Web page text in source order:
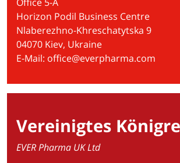
Horizon Podil Business Centre
Nlaberezhno-Khreschatytska 9
04070 Kiev, Ukraine
E-Mail: office@everpharma.com
Vereinigtes
EVER Pharma UK Ltd